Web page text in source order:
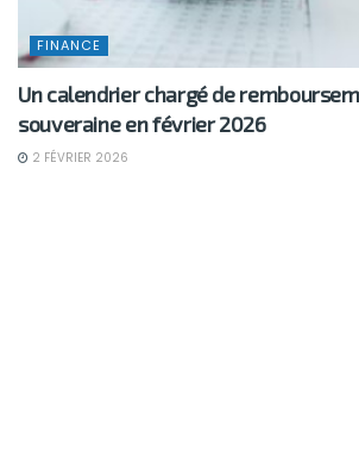
FINANCE
Un calendrier chargé de
souveraine en février 2026
2 FÉVRIER 2026